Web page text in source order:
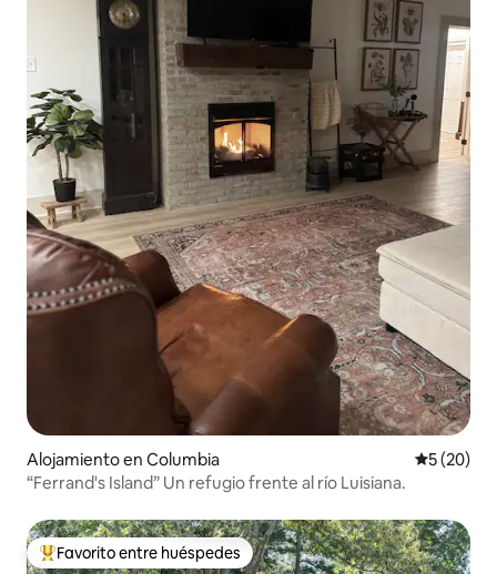
Alojamiento en Columbia
5 (20)
“Ferrand's Island” Un refugio frente al río Luisiana.
Favorito entre huéspedes preferido
Favorito entre huéspedes